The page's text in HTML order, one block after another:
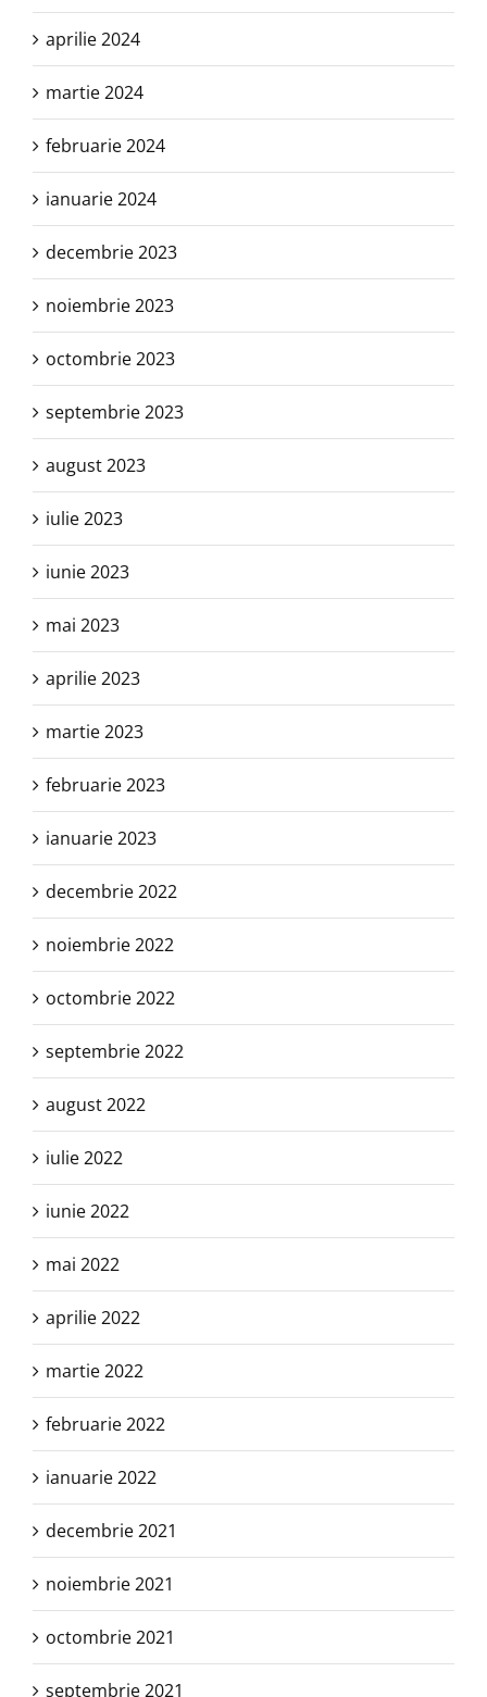
aprilie 2024
martie 2024
februarie 2024
ianuarie 2024
decembrie 2023
noiembrie 2023
octombrie 2023
septembrie 2023
august 2023
iulie 2023
iunie 2023
mai 2023
aprilie 2023
martie 2023
februarie 2023
ianuarie 2023
decembrie 2022
noiembrie 2022
octombrie 2022
septembrie 2022
august 2022
iulie 2022
iunie 2022
mai 2022
aprilie 2022
martie 2022
februarie 2022
ianuarie 2022
decembrie 2021
noiembrie 2021
octombrie 2021
septembrie 2021